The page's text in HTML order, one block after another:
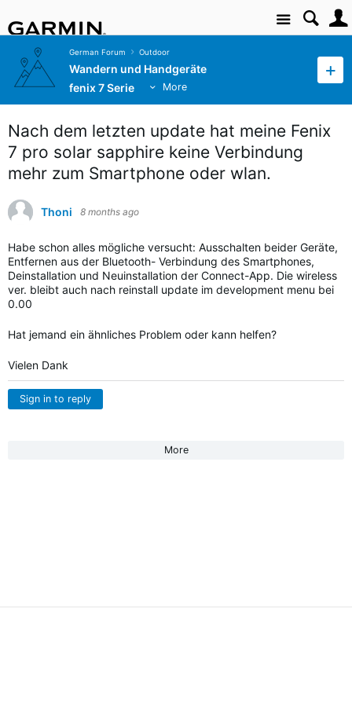
Site
German Forum Outdoor
Wandern und Handgeräte
fenix 7 Serie
More
Nach dem letzten update hat meine Fenix
7 pro solar sapphire keine Verbindung
mehr zum Smartphone oder wlan.
Thoni 8 months ago
Habe schon alles mögliche versucht: Ausschalten beider Geräte,
Entfernen aus der Bluetooth- Verbindung des Smartphones,
Deinstallation und Neuinstallation der Connect-App. Die wireless
ver. bleibt auch nach reinstall update im development menu bei
0.00
Hat jemand ein ähnliches Problem oder kann helfen?
Vielen Dank
Sign in to reply
More